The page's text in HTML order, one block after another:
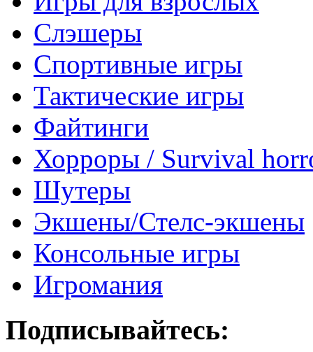
Слэшеры
Спортивные игры
Тактические игры
Файтинги
Хорроры / Survival
Шутеры
Экшены/Стелс-экшены
Консольные игры
Игромания
Подписывайтесь: